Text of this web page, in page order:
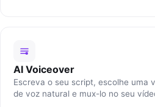
AI Voiceover
Escreva o seu script, escolhe uma
de voz natural e mux-lo no seu